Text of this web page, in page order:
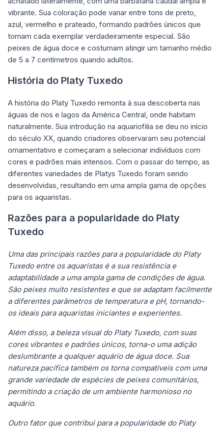
vibrante. Sua coloração pode variar entre tons de preto,
azul, vermelho e prateado, formando padrões únicos que
tornam cada exemplar verdadeiramente especial. São
peixes de água doce e costumam atingir um tamanho médio
de 5 a 7 centímetros quando adultos.
História do Platy Tuxedo
A história do Platy Tuxedo remonta à sua descoberta nas
águas de rios e lagos da América Central, onde habitam
naturalmente. Sua introdução na aquariofilia se deu no início
do século XX, quando criadores observaram seu potencial
ornamentativo e começaram a selecionar indivíduos com
cores e padrões mais intensos. Com o passar do tempo, as
diferentes variedades de Platys Tuxedo foram sendo
desenvolvidas, resultando em uma ampla gama de opções
para os aquaristas.
Razões para a popularidade do Platy
Tuxedo
Uma das principais razões para a popularidade do Platy
Tuxedo entre os aquaristas é a sua resistência e
adaptabilidade a uma ampla gama de condições de água.
São peixes muito resistentes e que se adaptam facilmente
a diferentes parâmetros de temperatura e pH, tornando-
os ideais para aquaristas iniciantes e experientes.
Além disso, a beleza visual do Platy Tuxedo, com suas
cores vibrantes e padrões únicos, torna-o uma adição
deslumbrante a qualquer aquário de água doce. Sua
natureza pacífica também os torna compatíveis com uma
grande variedade de espécies de peixes comunitários,
permitindo a criação de um ambiente harmonioso no
aquário.
Outro fator que contribui para a popularidade do Platy